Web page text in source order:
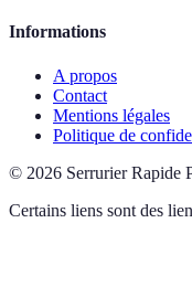
Informations
A propos
Contact
Mentions légales
Politique de
© 2026 Serrurier Rapide
Certains liens sont des